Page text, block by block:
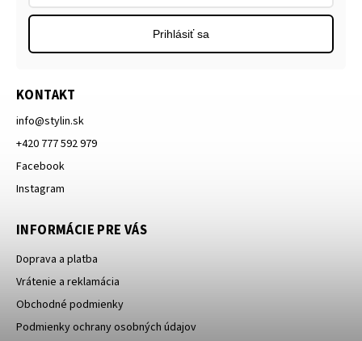
KONTAKT
info@stylin.sk
+420 777 592 979
Facebook
Instagram
INFORMÁCIE PRE VÁS
Doprava a platba
Vrátenie a reklamácia
Obchodné podmienky
Podmienky ochrany osobných údajov
Prihlásiť sa